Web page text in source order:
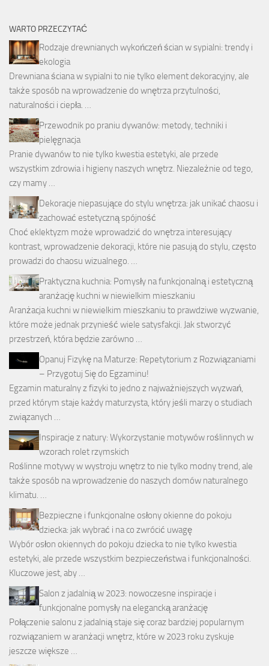
WARTO PRZECZYTAĆ
Rodzaje drewnianych wykończeń ścian w sypialni: trendy i
ekologia
Drewniana ściana w sypialni to nie tylko element dekoracyjny, ale
także sposób na wprowadzenie do wnętrza przytulności,
naturalności i ciepła. …
Przewodnik po praniu dywanów: metody, techniki i
pielęgnacja
Pranie dywanów to nie tylko kwestia estetyki, ale przede
wszystkim zdrowia i higieny naszych wnętrz. Niezależnie od tego,
czy mamy …
Dekoracje niepasujące do stylu wnętrza: jak unikać chaosu i
zachować estetyczną spójność
Choć eklektyzm może wprowadzić do wnętrza interesujący
kontrast, wprowadzenie dekoracji, które nie pasują do stylu, często
prowadzi do chaosu wizualnego. …
Praktyczna kuchnia: Pomysły na funkcjonalną i estetyczną
aranżację kuchni w niewielkim mieszkaniu
Aranżacja kuchni w niewielkim mieszkaniu to prawdziwe wyzwanie,
które może jednak przynieść wiele satysfakcji. Jak stworzyć
przestrzeń, która będzie zarówno …
Opanuj Fizykę na Maturze: Repetytorium z Rozwiązaniami
– Przygotuj Się do Egzaminu!
Egzamin maturalny z fizyki to jedno z najważniejszych wyzwań,
przed którym staje każdy maturzysta, który jeśli marzy o studiach
związanych …
Inspiracje z natury: Wykorzystanie motywów roślinnych w
wzorach rolet rzymskich
Roślinne motywy w wystroju wnętrz to nie tylko modny trend, ale
także sposób na wprowadzenie do naszych domów naturalnego
klimatu. …
Bezpieczne i funkcjonalne osłony okienne do pokoju
dziecka: jak wybrać i na co zwrócić uwagę
Wybór osłon okiennych do pokoju dziecka to nie tylko kwestia
estetyki, ale przede wszystkim bezpieczeństwa i funkcjonalności.
Kluczowe jest, aby …
Salon z jadalnią w 2023: nowoczesne inspiracje i
funkcjonalne pomysły na elegancką aranżację
Połączenie salonu z jadalnią staje się coraz bardziej popularnym
rozwiązaniem w aranżacji wnętrz, które w 2023 roku zyskuje
jeszcze większe …